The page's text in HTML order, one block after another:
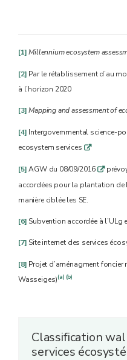
[1] Millennium ecosystem
[2] Par le rétablissement d’au
à l’horizon 2020
[3] Mapping and assessment of
[4] Intergovernmental science-
ecosystem services q
[5]AGW du 08/09/2016q
accordées pour la plantation de
manière ciblée les SE.
[6] Subvention accordée à l’ULg
[7] Site internet des services
[8] Projet d’aménagment foncier
Wasseiges)(a) (b)
Classification
services